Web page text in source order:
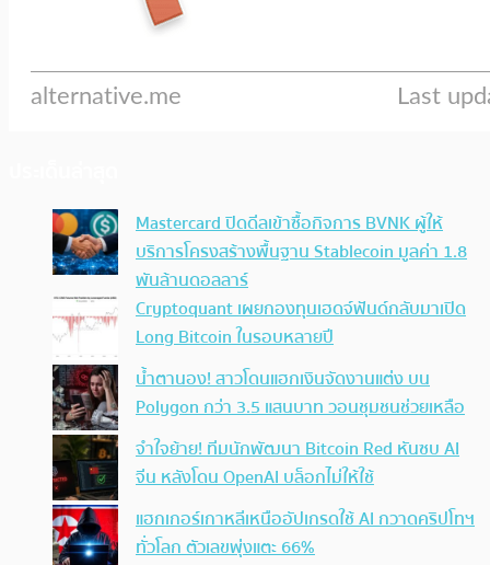
Mastercard ปิดดีลเข้าซื้อกิจการ BVNK ผู้ให้
บริการโครงสร้างพื้นฐาน Stablecoin มูลค่า 1.8
พันล้านดอลลาร์
Cryptoquant เผยกองทุนเฮดจ์ฟันด์กลับมาเปิด
Long Bitcoin ในรอบหลายปี
น้ำตานอง! สาวโดนแฮกเงินจัดงานแต่ง บน
Polygon กว่า 3.5 แสนบาท วอนชุมชนช่วยเหลือ
จำใจย้าย! ทีมนักพัฒนา Bitcoin Red หันซบ AI
จีน หลังโดน OpenAI บล็อกไม่ให้ใช้
แฮกเกอร์เกาหลีเหนืออัปเกรดใช้ AI กวาดคริปโทฯ
ทั่วโลก ตัวเลขพุ่งแตะ 66%